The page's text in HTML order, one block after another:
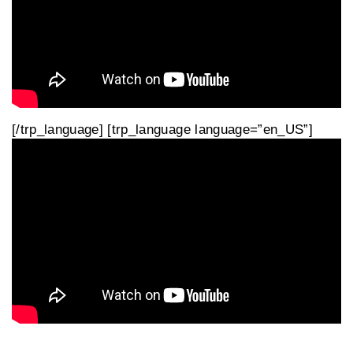
[/trp_language] [trp_language language=”en_US”]